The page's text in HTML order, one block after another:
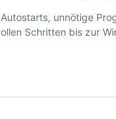
unnötige
Schritten bis zur